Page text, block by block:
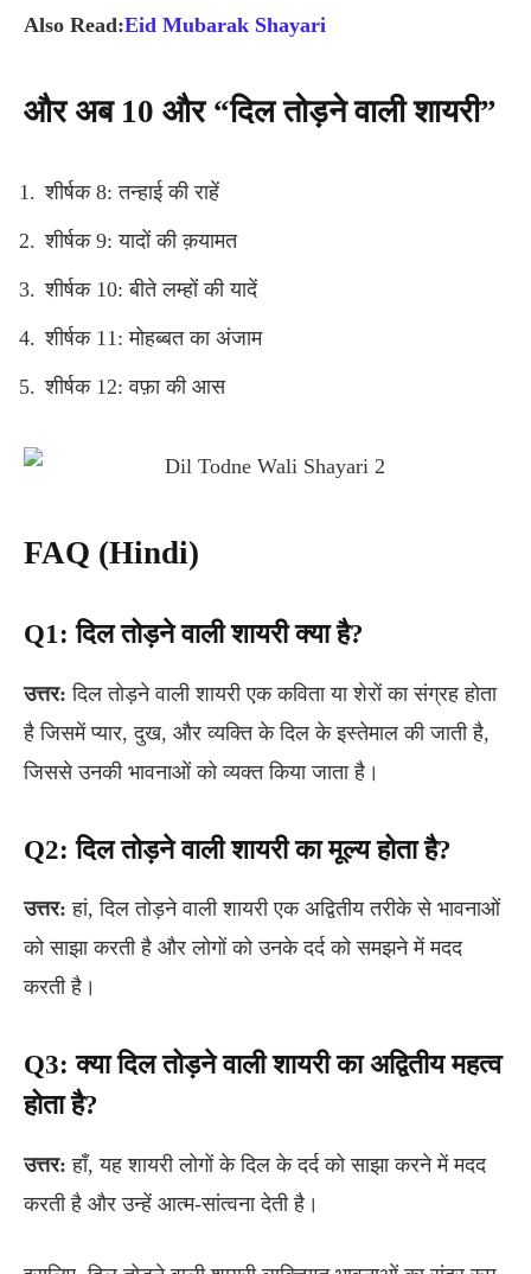
Also Read:Eid Mubarak Shayari
औरअब 10 और “दिलतोड़नेवालीशायरी”
शीर्षक 8: तन्हाई की राहें
शीर्षक 9: यादों की क़यामत
शीर्षक 10: बीते लम्हों की यादें
शीर्षक 11: मोहब्बत का अंजाम
शीर्षक 12: वफ़ा की आस
FAQ (Hindi)
Q1: दिल तोड़ने वाली शायरी क्या है?
उत्तर: दिल तोड़ने वाली शायरी एक कविता या शेरों का संग्रह होता
है जिसमें प्यार, दुख, और व्यक्ति के दिल के इस्तेमाल की जाती है,
जिससे उनकी भावनाओं को व्यक्त किया जाता है।
Q2: दिल तोड़ने वाली शायरी का मूल्य होता है?
उत्तर: हां, दिल तोड़ने वाली शायरी एक अद्वितीय तरीके से भावनाओं
को साझा करती है और लोगों को उनके दर्द को समझने में मदद
करती है।
Q3: क्या दिल तोड़ने वाली शायरी का अद्वितीय महत्व
होता है?
उत्तर: हाँ, यह शायरी लोगों के दिल के दर्द को साझा करने में मदद
करती है और उन्हें आत्म-सांत्वना देती है।